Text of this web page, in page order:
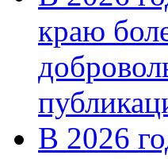
краю
В 2026